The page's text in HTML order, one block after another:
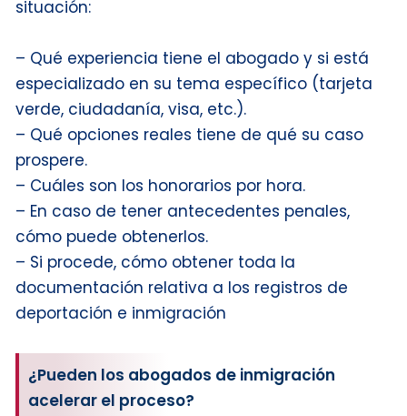
situación:
– Qué experiencia tiene el abogado y si está
especializado en su tema específico (tarjeta
verde, ciudadanía, visa, etc.).
– Qué opciones reales tiene de qué su caso
prospere.
– Cuáles son los honorarios por hora.
– En caso de tener antecedentes penales,
cómo puede obtenerlos.
– Si procede, cómo obtener toda la
documentación relativa a los registros de
deportación e inmigración
¿Pueden los abogados de inmigración
acelerar el proceso?